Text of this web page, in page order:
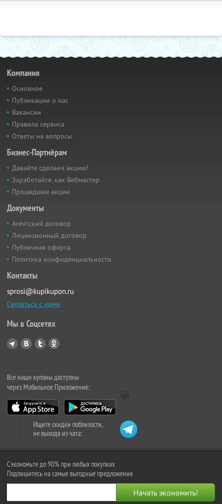
Компания
Основное
Публикации о нас
Вакансии
Правила сервиса
Ответы на вопросы
Бизнес-Партнёрам
Давайте сделаем акцию!
Заработайте, как Вебмастер
Прошедшие акции
Документы
Агентский договор
Лицензионный договор
Публичная оферта
Политика конфиденциальности
Контакты
sprosi@kupikupon.ru
Связаться с нами
Мы в Соцсетях
Все наши купоны доступны
через Мобильное Приложение:
Ищите скидки поблизости,
не выходя из чата:
Сэкономьте до 90% при любых покупках
Подпишитесь на самые выгодные предложения